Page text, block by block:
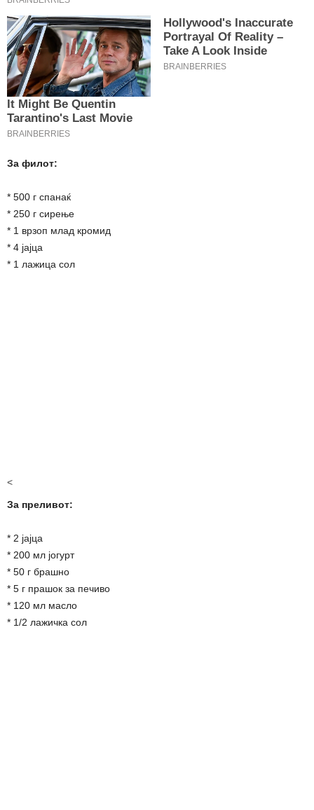
За филот:
* 500 г спанаќ
* 250 г сирење
* 1 врзоп млад кромид
* 4 јајца
* 1 лажица сол
<
За преливот:
* 2 јајца
* 200 мл јогурт
* 50 г брашно
* 5 г прашок за печиво
* 120 мл масло
* 1/2 лажичка сол